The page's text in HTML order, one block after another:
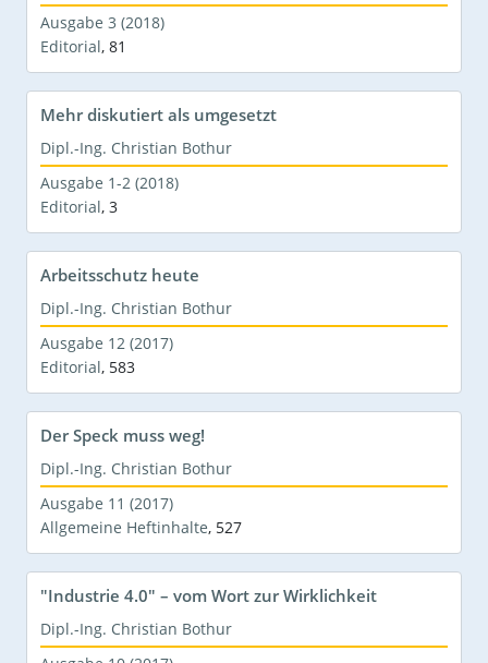
Ausgabe 3 (2018)
Editorial, 81
Mehr diskutiert als umgesetzt
Dipl.-Ing. Christian Bothur
Ausgabe 1-2 (2018)
Editorial, 3
Arbeitsschutz heute
Dipl.-Ing. Christian Bothur
Ausgabe 12 (2017)
Editorial, 583
Der Speck muss weg!
Dipl.-Ing. Christian Bothur
Ausgabe 11 (2017)
Allgemeine Heftinhalte, 527
"Industrie 4.0" – vom Wort zur Wirklichkeit
Dipl.-Ing. Christian Bothur